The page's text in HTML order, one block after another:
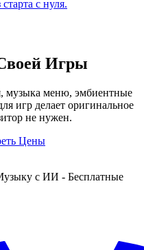
с нуля.
Игры
музыка меню, эмбиентные
игр делает оригинальное
не нужен.
Цены
с ИИ - Бесплатные